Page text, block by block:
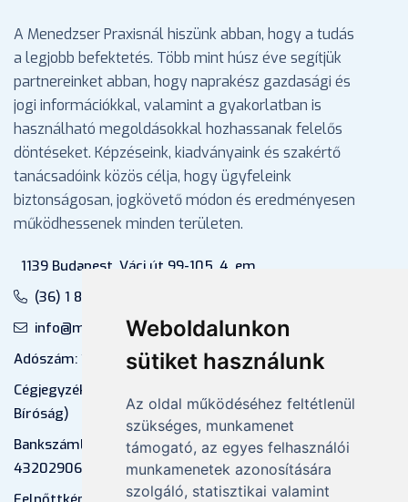
Weboldalunkon
sütiket használunk
Az oldal működéséhez feltétlenül
szükséges, munkamenet
támogató, az egyes felhasználói
munkamenetek azonosítására
szolgáló, statisztikai valamint
A Menedzser Praxisnál hiszünk abban, hogy a tudás
a legjobb befektetés. Több mint húsz éve segítjük
partnereinket abban, hogy naprakész gazdasági és
jogi információkkal, valamint a gyakorlatban is
használható megoldásokkal hozhassanak felelős
döntéseket. Képzéseink, kiadványaink és szakértő
tanácsadóink közös célja, hogy ügyfeleink
biztonságosan, jogkövető módon és eredményesen
működhessenek minden területen.
1139 Budapest, Váci út 99-105. 4. em.
(36) 1 880 76 00
info@mprx.hu
Adószám: 13598145-2-41
Cégjegyzékszám: 01-09-883770 (Fővárosi
Bíróság)
Bankszámlaszám: CIB Bank, 10700581-
43202906-51100005